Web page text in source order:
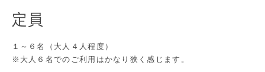
定員
１～６名（大人４人程度）
※大人６名でのご利用はかなり狭く感じます。